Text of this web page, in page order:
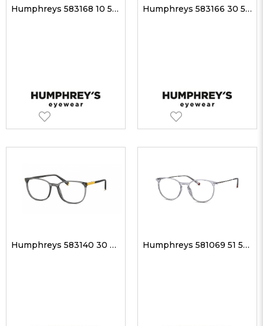
Humphreys 583168 10 55-14 Kadın Optik Gözlükler Humphreys 583166 30 53-16 Unisex Optik Gözlükler
Humphreys 583140 30 51-17 Unisex Optik Gözlükler Humphreys 581069 51 51-17 Unisex Optik Gözlükler